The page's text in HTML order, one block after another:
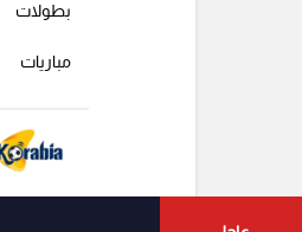
بطولات
مباريات